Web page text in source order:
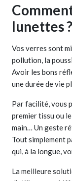
lunettes ?
Vos verres sont
pollution, la
Avoir les bons
une durée de vie
Par facilité, vous
premier tissu ou
main… Un geste
Tout simplement
qui, à la longue,
La meilleure